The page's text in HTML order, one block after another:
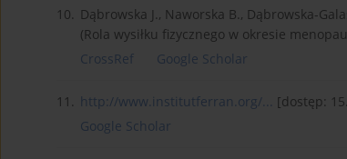
10. Dąbrowska J., Naworska B., Dąbrowska-
(Rola wysiłku fizycznego w okresie
CrossRef
Google Scholar
11. http://www.institutferran.org/... [dostęp:
Google Scholar